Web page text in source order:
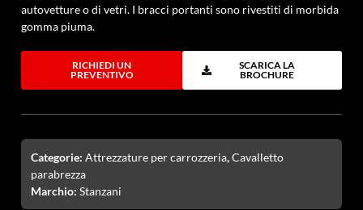
autovetture o di vetri. I bracci portanti sono rivestiti di morbida
gomma piuma.
RICHIEDI UN
PREVENTIVO
SCARICA LA
BROCHURE
Categorie:Attrezzature per carrozzeria,Cavalletto
parabrezza
Marchio: Stanzani